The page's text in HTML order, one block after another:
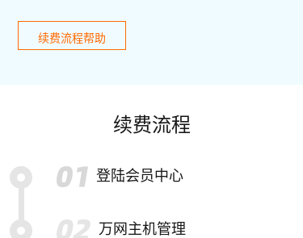
续费流程帮助
续费流程
登陆会员中心
万网主机管理